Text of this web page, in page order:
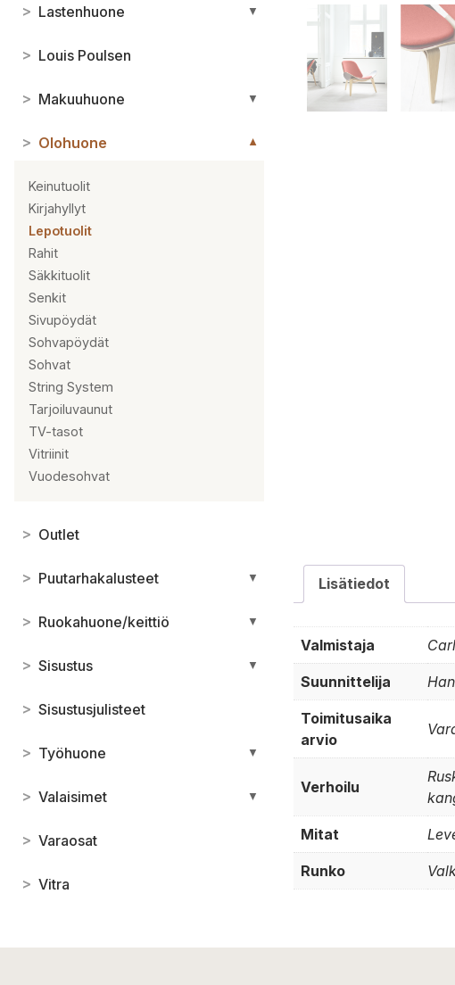
> Lastenhuone ▼
> Louis Poulsen
> Makuuhuone ▼
> Olohuone ▼
Keinutuolit
Kirjahyllyt
Lepotuolit
Rahit
Säkkituolit
Senkit
Sivupöydät
Sohvapöydät
Sohvat
String System
Tarjoiluvaunut
TV-tasot
Vitriinit
Vuodesohvat
> Outlet
> Puutarhakalusteet ▼
> Ruokahuone/keittiö ▼
> Sisustus ▼
> Sisustusjulisteet
> Työhuone ▼
> Valaisimet ▼
> Varaosat
> Vitra
Lisätiedot
Valmistaja
Suunnittelija
Toimitusaika
arvio
Verhoilu
Mitat
Runko